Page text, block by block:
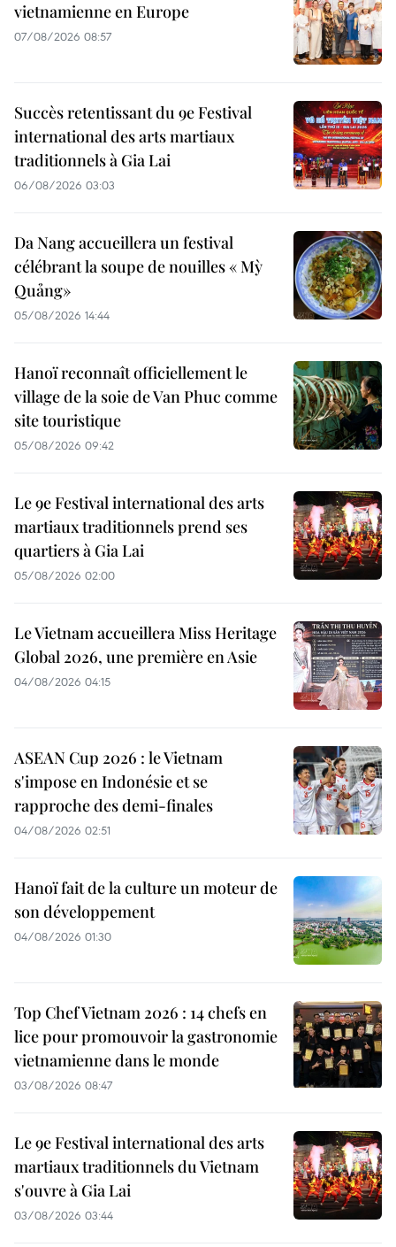
vietnamienne en Europe
07/08/2026 08:57
Succès retentissant du 9e Festival
international des arts martiaux
traditionnels à Gia Lai
06/08/2026 03:03
Da Nang accueillera un festival
célébrant la soupe de nouilles « Mỳ
Quảng»
05/08/2026 14:44
Hanoï reconnaît officiellement le
village de la soie de Van Phuc comme
site touristique
05/08/2026 09:42
Le 9e Festival international des arts
martiaux traditionnels prend ses
quartiers à Gia Lai
05/08/2026 02:00
Le Vietnam accueillera Miss Heritage
Global 2026, une première en Asie
04/08/2026 04:15
ASEAN Cup 2026 : le Vietnam
s'impose en Indonésie et se
rapproche des demi-finales
04/08/2026 02:51
Hanoï fait de la culture un moteur de
son développement
04/08/2026 01:30
Top Chef Vietnam 2026 : 14 chefs en
lice pour promouvoir la gastronomie
vietnamienne dans le monde
03/08/2026 08:47
Le 9e Festival international des arts
martiaux traditionnels du Vietnam
s'ouvre à Gia Lai
03/08/2026 03:44